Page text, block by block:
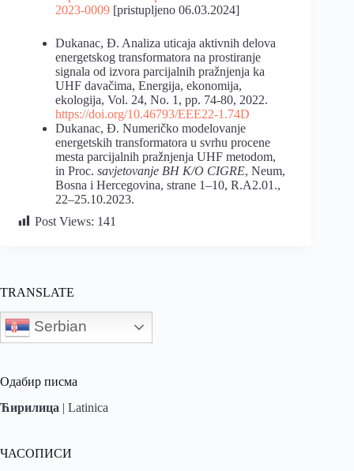
2023-0009 [pristupljeno 06.03.2024]
Dukanac, Đ. Analiza uticaja aktivnih delova
energetskog transformatora na prostiranje
signala od izvora parcijalnih pražnjenja ka
UHF davačima, Energija, ekonomija,
ekologija, Vol. 24, No. 1, pp. 74-80, 2022.
https://doi.org/10.46793/EEE22-1.74D
Dukanac, Đ. Numeričko modelovanje
energetskih transformatora u svrhu procene
mesta parcijalnih pražnjenja UHF metodom,
in Proc. savjetovanje BH K/O CIGRE, Neum,
Bosna i Hercegovina, strane 1–10, R.A2.01.,
22–25.10.2023.
Post Views: 141
TRANSLATE
Serbian
Одабир писма
Ћирилица | Latinica
ЧАСОПИСИ